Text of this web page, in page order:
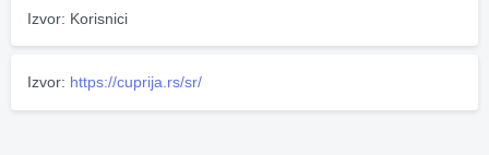
Izvor: Korisnici
Izvor: https://cuprija.rs/sr/